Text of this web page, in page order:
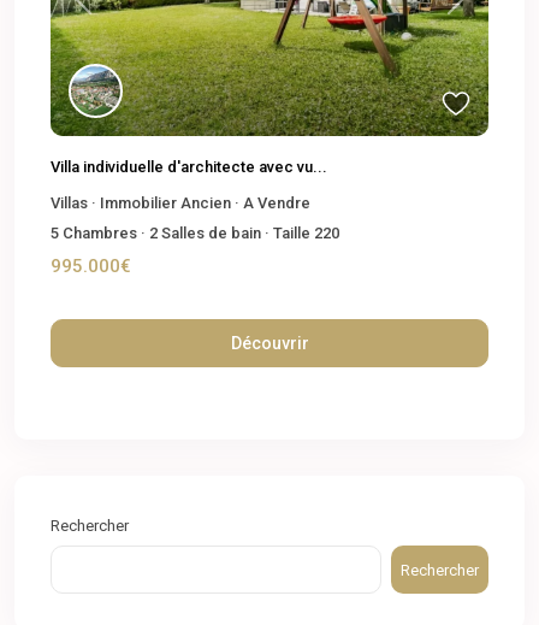
Previous Next
Villa individuelle d'architecte avec vu...
Villas · Immobilier Ancien · A Vendre
5 Chambres · 2 Salles de bain · Taille 220
995.000€
Découvrir
Rechercher
Rechercher